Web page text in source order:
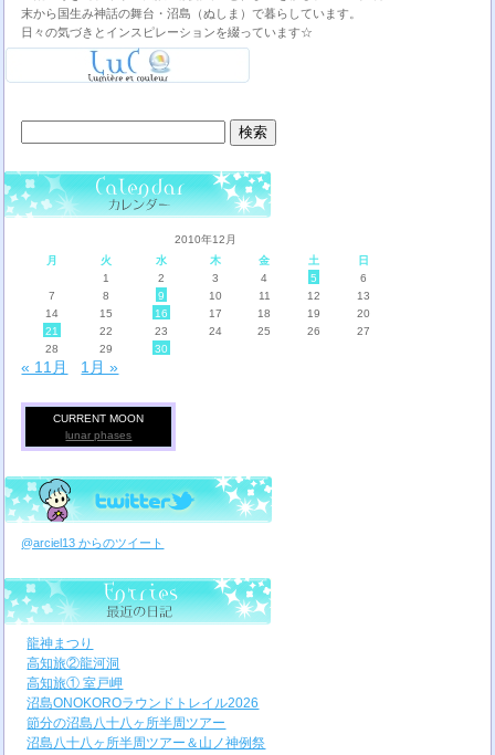
末から国生み神話の舞台・沼島（ぬしま）で暮らしています。
日々の気づきとインスピレーションを綴っています☆
索:
2010年12月
月
火 水 木 金 土
日
1
2 3 4 5
6
7
8 9 10 11 12
13
14
15 16 17 18 19
20
21
22 23 24 25 26
27
28
29 30
« 11月 1月 »
CURRENT MOON
lunar phases
@arciel13 からのツイート
龍神まつり
高知旅②龍河洞
高知旅① 室戸岬
沼島ONOKOROラウンドトレイル2026
節分の沼島八十八ヶ所半周ツアー
沼島八十八ヶ所半周ツアー＆山ノ神例祭